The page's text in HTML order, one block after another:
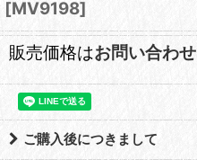
[MV9198]
販売価格はお問い合わせ
ご購入後につきまして